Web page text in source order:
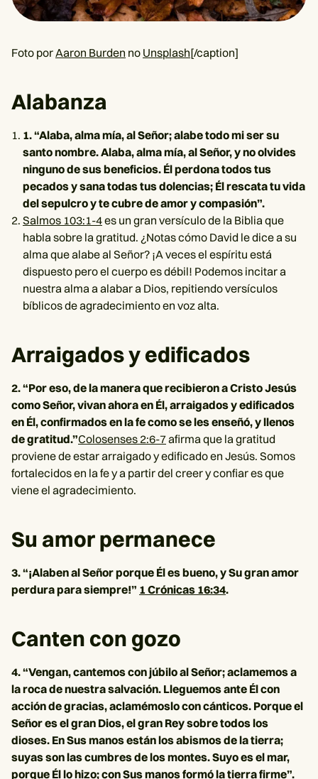
Foto porAaron Burden no Unsplash[/caption]
Alabanza
1. “Alaba, alma mía, al Señor; alabe todo mi ser su
santo nombre. Alaba, alma mía, al Señor, y no olvides
ninguno de sus beneficios. Él perdona todos tus
pecados y sana todas tus dolencias; Él rescata tu vida
del sepulcro y te cubre de amor y compasión”.
Salmos 103:1-4es un gran versículo de la Biblia que
habla sobre la gratitud. ¿Notas cómo David le dice a su
alma que alabe al Señor? ¡A veces el espíritu está
dispuesto pero el cuerpo es débil! Podemos incitar a
nuestra alma a alabar a Dios, repitiendo versículos
bíblicos de agradecimiento en voz alta.
Arraigados y edificados
2. “Por eso, de la manera que recibieron a Cristo Jesús
como Señor, vivan ahora en Él, arraigados y edificados
en Él, confirmados en la fe como se les enseñó, y llenos
de gratitud.”Colosenses 2:6-7afirma que la gratitud
proviene de estar arraigado y edificado en Jesús. Somos
fortalecidos en la fe y a partir del creer y confiar es que
viene el agradecimiento.
Su amor permanece
3. “¡Alaben al Señor porque Él es bueno, y Su gran amor
perdura para siempre!” 1 Crónicas 16:34.
Canten con gozo
4. “Vengan, cantemos con júbilo al Señor; aclamemos a
la roca de nuestra salvación. Lleguemos ante Él con
acción de gracias, aclamémoslo con cánticos. Porque el
Señor es el gran Dios, el gran Rey sobre todos los
dioses. En Sus manos están los abismos de la tierra;
suyas son las cumbres de los montes. Suyo es el mar,
porque Él lo hizo; con Sus manos formó la tierra firme”.